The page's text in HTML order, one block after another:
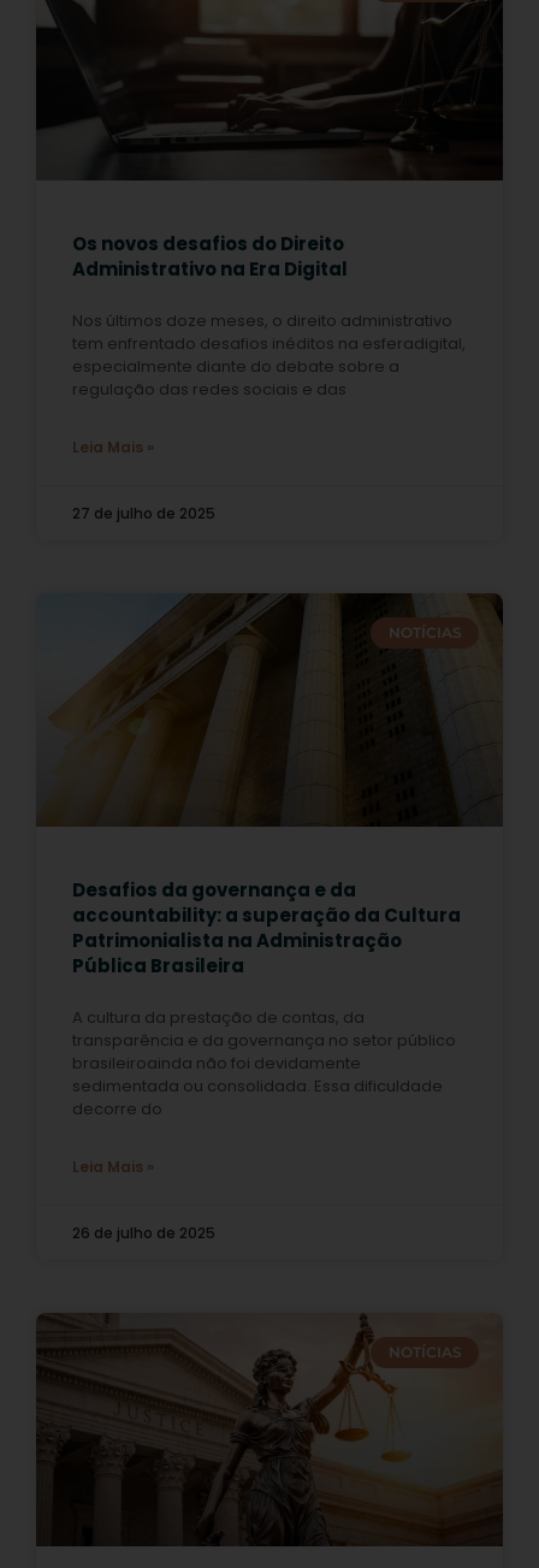
Os novos desafios do Direito
Administrativo na Era Digital
Nos últimos doze meses, o direito administrativo
tem enfrentado desafios inéditos na esferadigital,
especialmente diante do debate sobre a
regulação das redes sociais e das
Leia Mais »
27 de julho de 2025
NOTÍCIAS
Desafios da governança e da
accountability: a superação da Cultura
Patrimonialista na Administração
Pública Brasileira
A cultura da prestação de contas, da
transparência e da governança no setor público
brasileiroainda não foi devidamente
sedimentada ou consolidada. Essa dificuldade
decorre do
Leia Mais »
26 de julho de 2025
NOTÍCIAS